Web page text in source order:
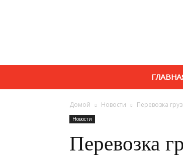
Домой Новости Перевозка
Новости
Перевозка